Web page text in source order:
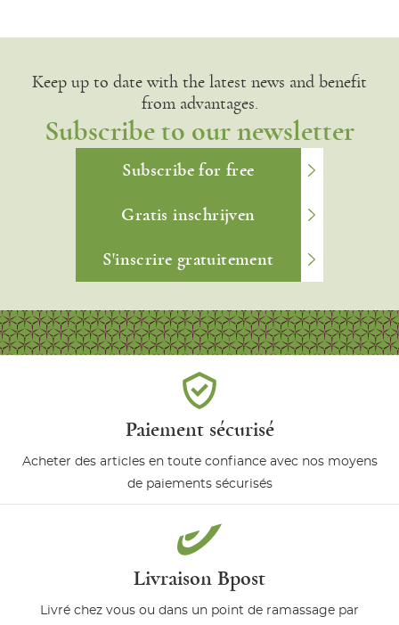
Keep up to date with the latest news and benefit
from advantages.
Subscribe to our newsletter
Subscribe for free
Gratis inschrijven
S'inscrire gratuitement
Paiement sécurisé
Acheter des articles en toute confiance avec nos moyens
de paiements sécurisés
Livraison Bpost
Livré chez vous ou dans un point de ramassage par